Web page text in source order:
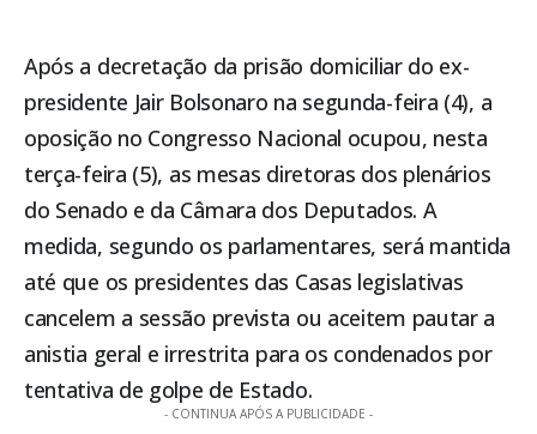
Após a decretação da prisão domiciliardo ex-
presidente Jair Bolsonaro na segunda-feira (4), a
oposição no Congresso Nacional ocupou, nesta
terça-feira (5), as mesas diretoras dos plenários
do Senado e da Câmara dos Deputados. A
medida, segundo os parlamentares, será mantida
até que os presidentes das Casas legislativas
cancelem a sessão prevista ou aceitem pautar a
anistia geral e irrestrita para os condenados por
tentativa de golpe de Estado.
- CONTINUA APÓS A PUBLICIDADE -